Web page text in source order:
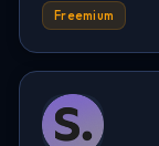
Freemium